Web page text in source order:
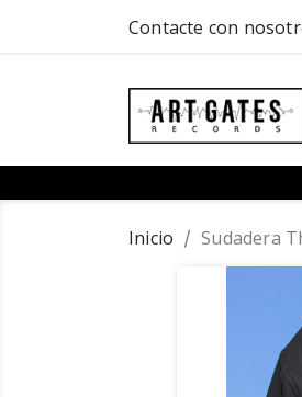
Contacte con
Inicio Sudadera